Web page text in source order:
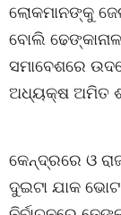
ଲୋକମାନଙ୍କୁ
ବୋଲି
ସମାବେଶରେ
ଅଧ୍ୟକ୍ଷ ଅମିତ
କେନ୍ଦ୍ରରେ ଓ
ଦୁଇଟା ଯାକ